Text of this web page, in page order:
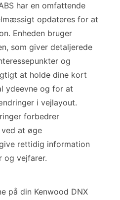
har en omfattende
opdateres for at
Enheden bruger
som giver detaljerede
og
at holde dine kort
ydeevne og for at
i vejlayout.
forbedrer
at øge
rettidig information
og vejfarer.
på din Kenwood DNX